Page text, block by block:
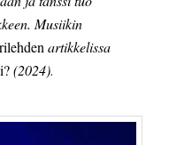
Musiikin
artikkelissa
(2024).